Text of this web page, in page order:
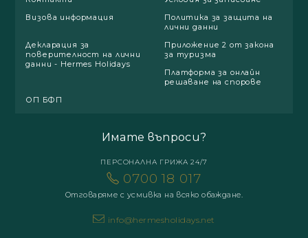
Визова информация
Политика за защита на
лични данни
Декларация за
поверителност на лични
данни - Hermes Holidays
Приложение 2 от закона
за туризма
Платформа за онлайн
решаване на спорове
ОП БФП
Имате въпроси?
ПЕРСОНАЛНА ГРИЖА 24/7
0700 18 017
Отговаряме с усмивка на всяко обаждане.
info@hermesholidays.net